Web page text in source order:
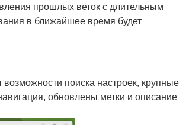
прошлых веток с длительным
в ближайшее время будет
поиска настроек, крупные
обновлены метки и описание